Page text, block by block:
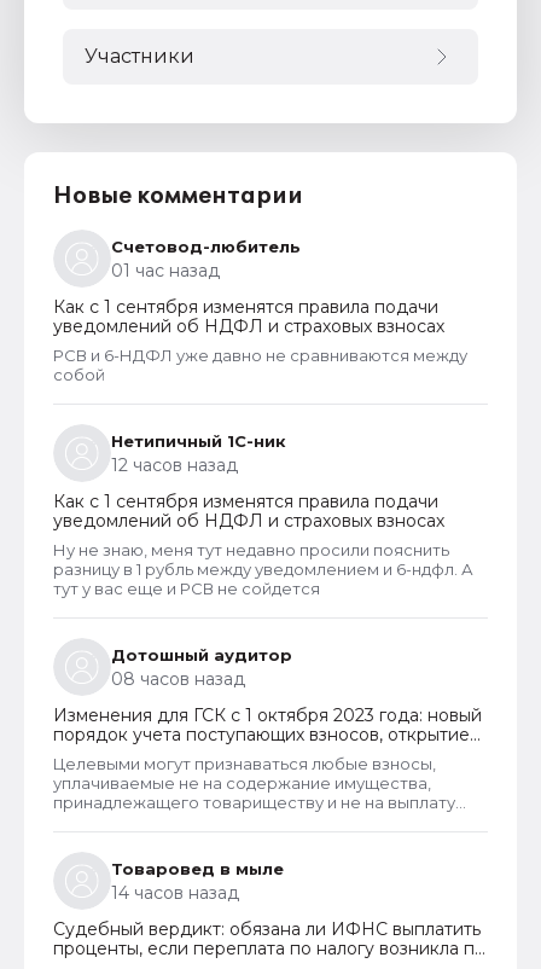
Участники
Новые комментарии
Счетовод-любитель
01 час назад
Как с 1 сентября изменятся правила подачи
уведомлений об НДФЛ и страховых взносах
РСВ и 6-НДФЛ уже давно не сравниваются между
собой
Нетипичный 1С-ник
12 часов назад
Как с 1 сентября изменятся правила подачи
уведомлений об НДФЛ и страховых взносах
Ну не знаю, меня тут недавно просили пояснить
разницу в 1 рубль между уведомлением и 6-ндфл. А
тут у вас еще и РСВ не сойдется
Дотошный аудитор
08 часов назад
Изменения для ГСК с 1 октября 2023 года: новый
порядок учета поступающих взносов, открытие
расчетных счетов и переход на применение
бухгалтерского ПО
Целевыми могут признаваться любые взносы,
уплачиваемые не на содержание имущества,
принадлежащего товариществу и не на выплату
не ограничен. Взносы могут собираться на любые
цели, за которые проголосует общее собрание
собственников. Пример целевых взносов - взносы
на установку видеонаблюдения, охранных систем и
шлагбаумов. Платить их должны все собственники
гаражей.
Товаровед в мыле
14 часов назад
Судебный вердикт: обязана ли ИФНС выплатить
проценты, если переплата по налогу возникла по